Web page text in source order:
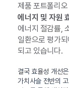
제품 포트폴리
에너지 및 자원
에너지 절감률,
일환으로 평가
되고 있습니다.
결국 효율성 개선
가치사슬 전반의